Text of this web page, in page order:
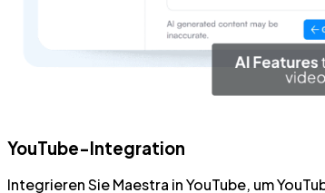
YouTube-Integration
Integrieren Sie Maestra in YouTube, um